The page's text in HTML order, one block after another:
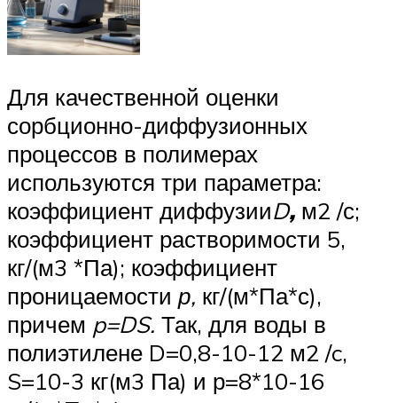
Для качественной оценки
сорбционно-диффузионных
процес­сов в полимерах
используются три параметра:
коэффициент диф­фузииD, м2 /с;
коэффициент растворимости 5,
кг/(м3 *Па); коэф­фициент
проницаемости р, кг/(м*Па*с),
причем p=DS. Так, для воды в
полиэтилене D=0,8-10-12 м2 /c,
S=10-3 кг(м3 Па) и р=8*10-16